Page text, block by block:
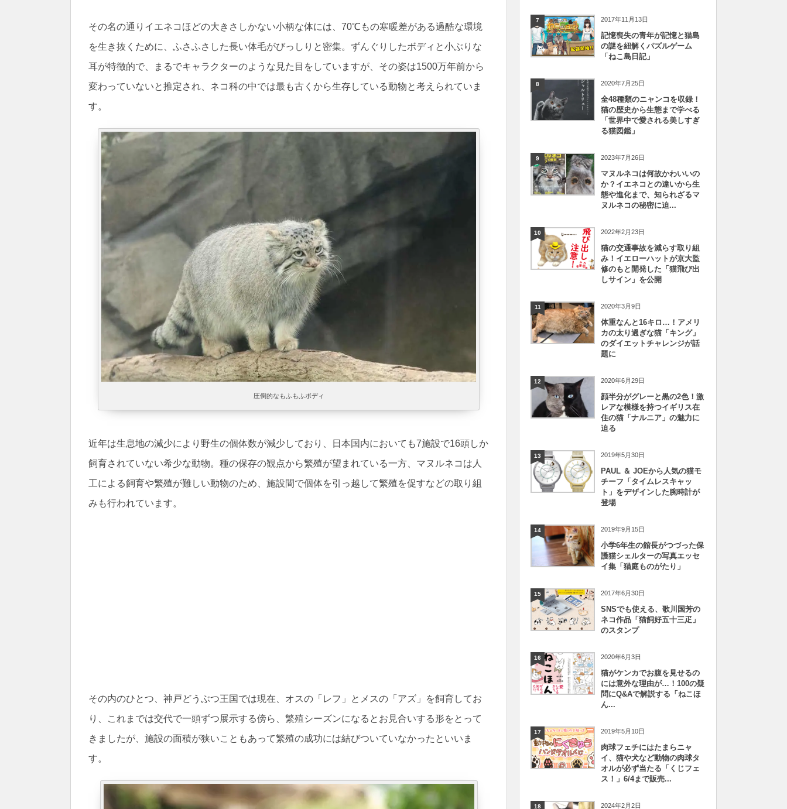
その名の通りイエネコほどの大きさしかない小柄な体には、70℃もの寒暖差がある過酷な環境
を生き抜くために、ふさふさした長い体毛がびっしりと密集。ずんぐりしたボディと小ぶりな
耳が特徴的で、まるでキャラクターのような見た目をしていますが、その姿は1500万年前から
変わっていないと推定され、ネコ科の中では最も古くから生存している動物と考えられていま
す。
圧倒的なもふもふボディ
近年は生息地の減少により野生の個体数が減少しており、日本国内においても7施設で16頭しか
飼育されていない希少な動物。種の保存の観点から繁殖が望まれている一方、マヌルネコは人
工による飼育や繁殖が難しい動物のため、施設間で個体を引っ越して繁殖を促すなどの取り組
みも行われています。
その内のひとつ、神戸どうぶつ王国では現在、オスの「レフ」とメスの「アズ」を飼育してお
り、これまでは交代で一頭ずつ展示する傍ら、繁殖シーズンになるとお見合いする形をとって
きましたが、施設の面積が狭いこともあって繁殖の成功には結びついていなかったといいま
す。
7 2017年11月13日
記憶喪失の青年が記憶と猫島
の謎を紐解くパズルゲーム
「ねこ島日記」
8 2020年7月25日
全48種類のニャンコを収録！
猫の歴史から生態まで学べる
「世界中で愛される美しすぎ
る猫図鑑」
9 2023年7月26日
マヌルネコは何故かわいいの
か？イエネコとの違いから生
態や進化まで、知られざるマ
ヌルネコの秘密に迫...
10 2022年2月23日
猫の交通事故を減らす取り組
み！イエローハットが京大監
修のもと開発した「猫飛び出
しサイン」を公開
11 2020年3月9日
体重なんと16キロ…！アメリ
カの太り過ぎな猫「キング」
のダイエットチャレンジが話
題に
12 2020年6月29日
顔半分がグレーと黒の2色！激
レアな模様を持つイギリス在
住の猫「ナルニア」の魅力に
迫る
13 2019年5月30日
PAUL ＆ JOEから人気の猫モ
チーフ「タイムレスキャッ
ト」をデザインした腕時計が
登場
14 2019年9月15日
小学6年生の館長がつづった保
護猫シェルターの写真エッセ
イ集「猫庭ものがたり」
15 2017年6月30日
SNSでも使える、歌川国芳の
ネコ作品「猫飼好五十三疋」
のスタンプ
16 2020年6月3日
猫がケンカでお腹を見せるの
には意外な理由が…！100の疑
問にQ&Aで解説する「ねこほ
ん...
17 2019年5月10日
肉球フェチにはたまらニャ
イ、猫や犬など動物の肉球タ
オルが必ず当たる「くじフェ
ス！」6/4まで販売...
18 2024年2月2日